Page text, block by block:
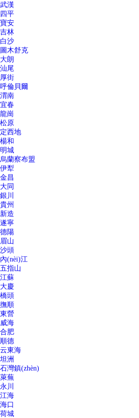
武漢
四平
寶安
吉林
白沙
圖木舒克
大朗
汕尾
厚街
呼倫貝爾
渭南
宜春
龍崗
松原
定西地
楊和
明城
烏蘭察布盟
伊犁
金昌
大同
銀川
貴州
新造
遂寧
德陽
眉山
沙頭
內(nèi)江
五指山
江蘇
大慶
橋頭
撫順
東營
威海
合肥
順德
云東海
坦洲
石灣鎮(zhèn)
萊蕪
永川
江海
海口
荷城